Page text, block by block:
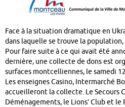
Face à la situation dramatique en
dans laquelle se trouve la
Pour faire suite à ce qui avait été
dernière, une collecte de dons est
surfaces montcelliennes, le samedi
Les enseignes Casino, Intermarché
accueilleront la collecte. Le Secours
Déménagements, le Lions’ Club et